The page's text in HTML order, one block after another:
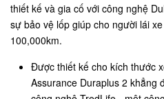
thiết kế và gia cố với công nghệ
sự bảo vệ lốp giúp cho người lái
100,000km.
Được thiết kế cho kích thước
Assurance Duraplus 2 khẳng